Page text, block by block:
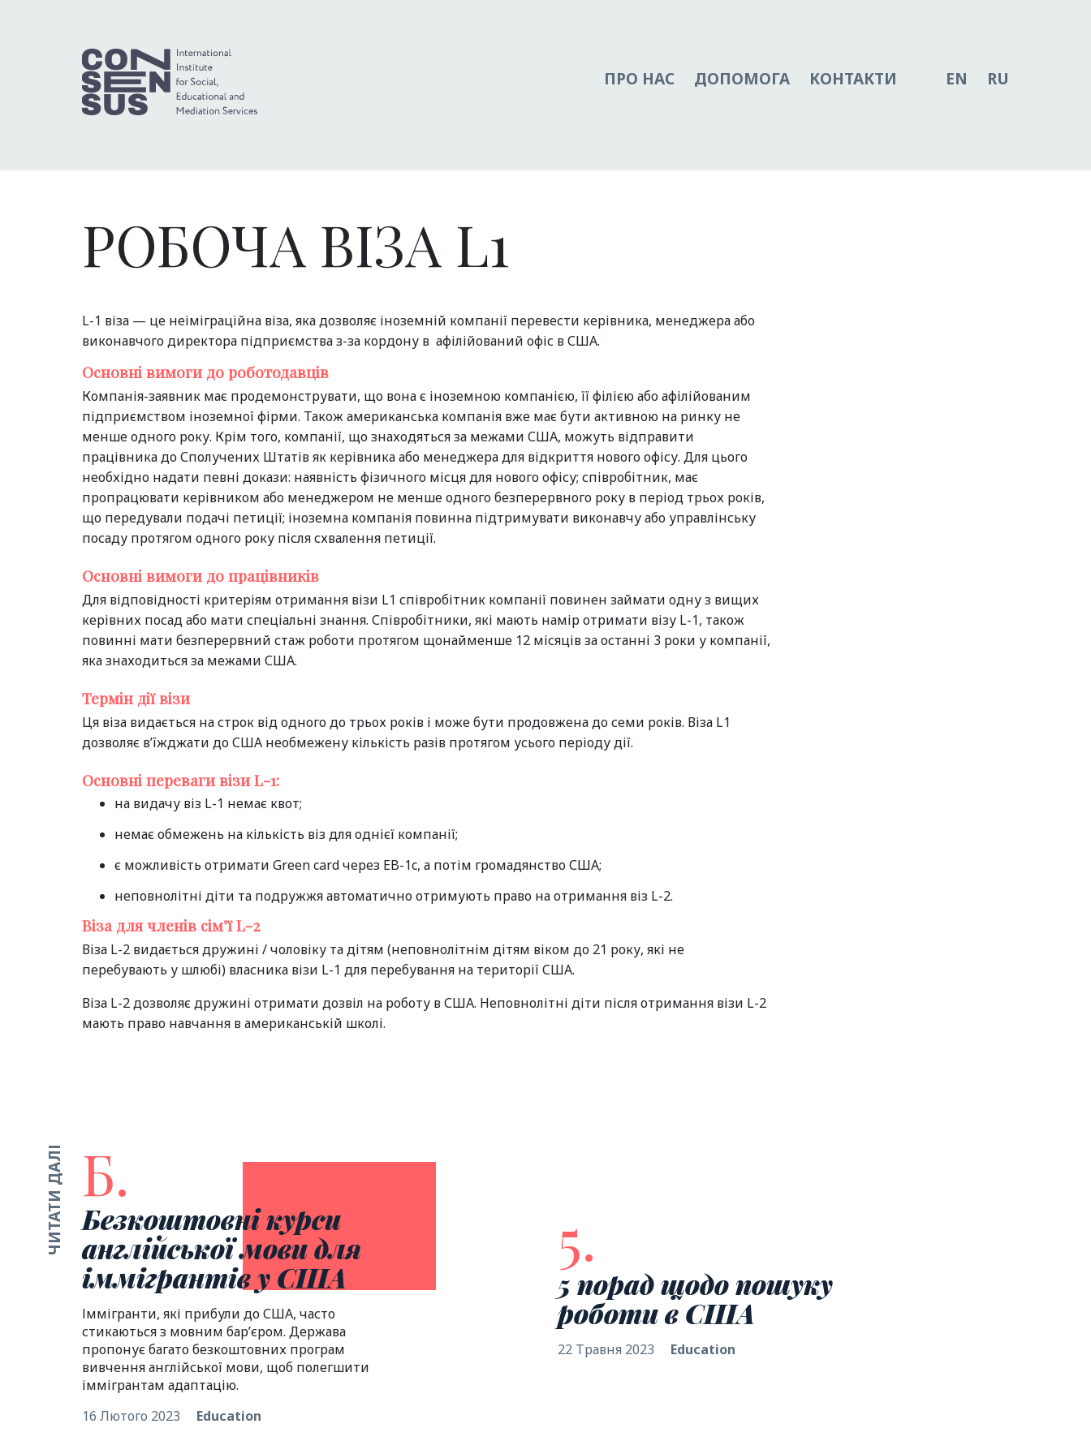
ПРО НАС ДОПОМОГА КОНТАКТИ EN RU
РОБОЧА ВІЗА L1
L-1 віза — це неіміграційна віза, яка дозволяє іноземній компанії перевести керівника, менеджера або
виконавчого директора підприємства з-за кордону в афілійований офіс в США.
Основні вимоги до роботодавців
Компанія-заявник має продемонструвати, що вона є іноземною компанією, її філією або афілійованим
підприємством іноземної фірми. Також американська компанія вже має бути активною на ринку не
менше одного року. Крім того, компанії, що знаходяться за межами США, можуть відправити
працівника до Сполучених Штатів як керівника або менеджера для відкриття нового офісу. Для цього
необхідно надати певні докази: наявність фізичного місця для нового офісу; співробітник, має
пропрацювати керівником або менеджером не менше одного безперервного року в період трьох років,
що передували подачі петиції; іноземна компанія повинна підтримувати виконавчу або управлінську
посаду протягом одного року після схвалення петиції.
Основні вимоги до працівників
Для відповідності критеріям отримання візи L1 співробітник компанії повинен займати одну з вищих
керівних посад або мати спеціальні знання. Співробітники, які мають намір отримати візу L-1, також
повинні мати безперервний стаж роботи протягом щонайменше 12 місяців за останні 3 роки у компанії,
яка знаходиться за межами США.
Термін дії візи
Ця віза видається на строк від одного до трьох років і може бути продовжена до семи років. Віза L1
дозволяє в’їжджати до США необмежену кількість разів протягом усього періоду дії.
Основні переваги візи L-1:
на видачу віз L-1 немає квот;
немає обмежень на кількість віз для однієї компанії;
є можливість отримати Green card через EB-1c, а потім громадянство США;
неповнолітні діти та подружжя автоматично отримують право на отримання віз L-2.
Віза для членів сім’ї L-2
Віза L-2 видається дружині / чоловіку та дітям (неповнолітнім дітям віком до 21 року, які не
перебувають у шлюбі) власника візи L-1 для перебування на території США.
Віза L-2 дозволяє дружині отримати дозвіл на роботу в США. Неповнолітні діти після отримання візи L-2
мають право навчання в американській школі.
ЧИТАТИ ДАЛІ Б.
Безкоштовні курси
англійської мови для
iммiгрантiв у США
Іммігранти, які прибули до США, часто
стикаються з мовним бар’єром. Держава
пропонує багато безкоштовних програм
вивчення англійської мови, щоб полегшити
іммігрантам адаптацію.
16 Лютого 2023
Education
5.
5 порад щодо пошуку
роботи в США
22 Травня 2023 Education